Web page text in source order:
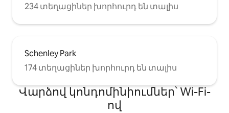
234 տեղացիներ խորհուրդ են տալիս
Schenley Park
174 տեղացիներ խորհուրդ են տալիս
Վարձով կոնդոմինիումներ՝ Wi-Fi-
ով